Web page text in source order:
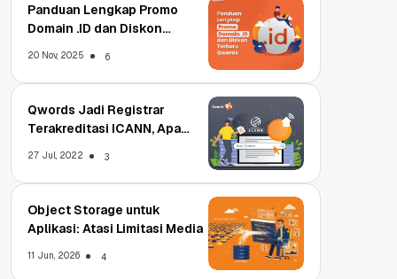
Panduan Lengkap Promo
Domain .ID dan Diskon
20 Nov, 2025 6
Qwords Jadi Registrar
Terakreditasi ICANN, Apa
27 Jul, 2022 3
Object Storage untuk
Aplikasi: Atasi Limitasi Media
11 Jun, 2026 4